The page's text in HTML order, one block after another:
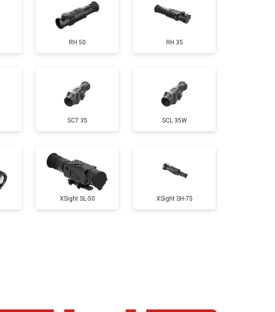
RH 50 RH 35
SCT 35 SCL 35W
XSight SL-50 XSight SH-75